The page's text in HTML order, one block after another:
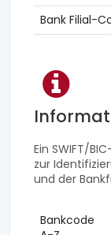
Bank Filial-
Ein SWIFT/
zur
und der
Bankcode